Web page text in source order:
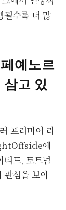
될수록 더 많
예노르
고 있
프리미어 리
에
티드, 토트넘
관심을 보이